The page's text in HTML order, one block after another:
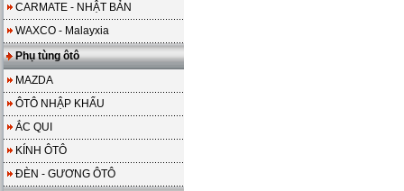
CARMATE - NHẬT BẢN
WAXCO - Malayxia
Phụ tùng ôtô
MAZDA
ÔTÔ NHẬP KHẨU
ẮC QUI
KÍNH ÔTÔ
ĐÈN - GƯƠNG ÔTÔ